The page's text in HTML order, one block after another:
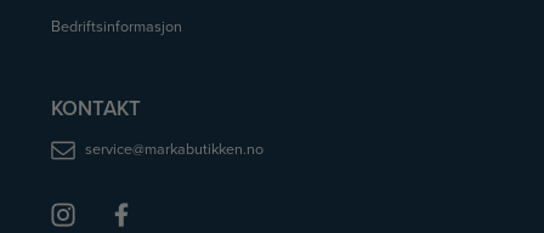
Bedriftsinformasjon
KONTAKT
service@markabutikken.no